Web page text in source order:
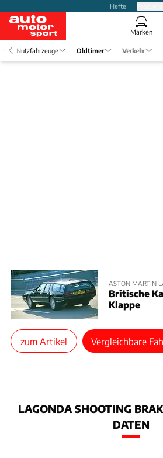
Hefte
Marken
Nutzfahrzeuge Oldtimer Verkehr
ASTON MARTIN
Britische
Klappe
zum Artikel Vergleichbare
LAGONDA SHOOTING
DATEN